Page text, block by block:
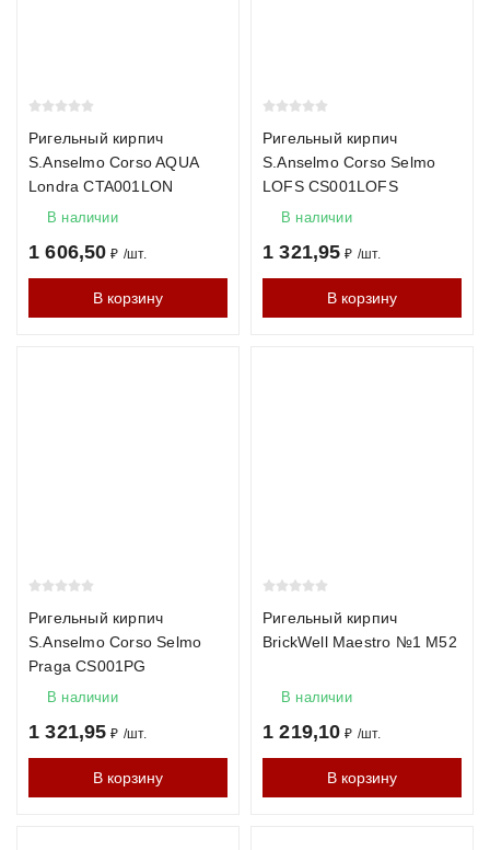
Ригельный кирпич
S.Anselmo Corso AQUA
Londra CTA001LON
В наличии
1 606,50 ₽ /шт.
В корзину
Ригельный кирпич
S.Anselmo Corso Selmo
LOFS CS001LOFS
В наличии
1 321,95 ₽ /шт.
В корзину
Ригельный кирпич
S.Anselmo Corso Selmo
Praga CS001PG
В наличии
1 321,95 ₽ /шт.
В корзину
Ригельный кирпич
BrickWell Maestro №1 М52
В наличии
1 219,10 ₽ /шт.
В корзину